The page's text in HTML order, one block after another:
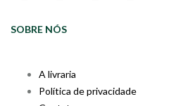
SOBRE NÓS
A livraria
Política de privacidade